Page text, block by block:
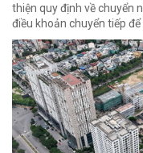
thiện quy định về chuyển
điều khoản chuyển tiếp